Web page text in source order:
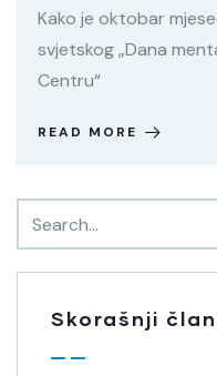
Kako je oktobar
svjetskog „Dana
Centru“
READ MORE
Skorašnji